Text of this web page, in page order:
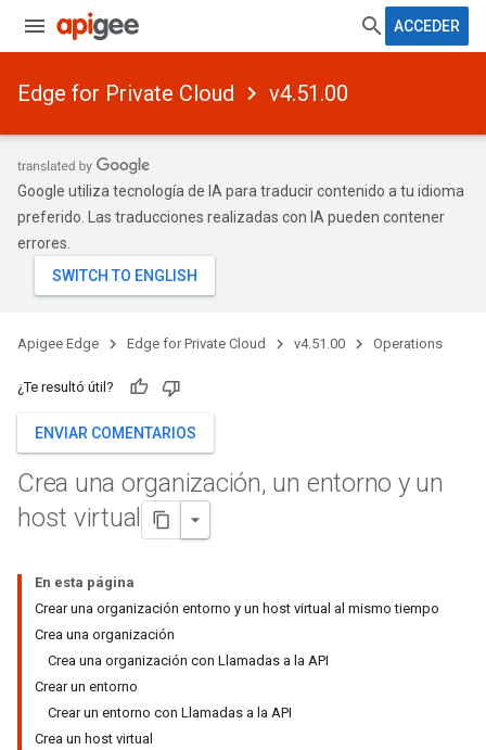
ACCEDER
Edge for Private Cloud v4.51.00
Google utiliza tecnología de IA para traducir contenido a tu idioma
preferido. Las traducciones realizadas con IA pueden contener
errores.
Apigee Edge Edge for Private Cloud v4.51.00 Operations
¿Te resultó útil?
ENVIAR COMENTARIOS
Crea una organización, un entorno y un
host virtual
En esta página
Crear una organización entorno y un host virtual al mismo tiempo
Crea una organización
Crea una organización con Llamadas a la API
Crear un entorno
Crear un entorno con Llamadas a la API
Crea un host virtual